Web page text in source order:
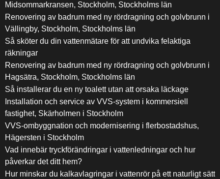
Midsommarkransen, Stockholm, Stockholms län
Renovering av badrum med ny rördragning och golvbrunn i
Vällingby, Stockholm, Stockholms län
Så sköter du din vattenmätare för att undvika felaktiga
räkningar
Renovering av badrum med ny rördragning och golvbrunn i
Hagsätra, Stockholm, Stockholms län
Så installerar du en ny toalett utan att orsaka läckage
Installation och service av VVS-system i kommersiell
fastighet, Skärholmen i Stockholm
VVS-ombyggnation och modernisering i flerbostadshus,
Hägersten i Stockholm
Vad innebär tryckförändringar i vattenledningar och hur
påverkar det ditt hem?
Hur minskar du kalkavlagringar i vattenrör på ett naturligt sätt